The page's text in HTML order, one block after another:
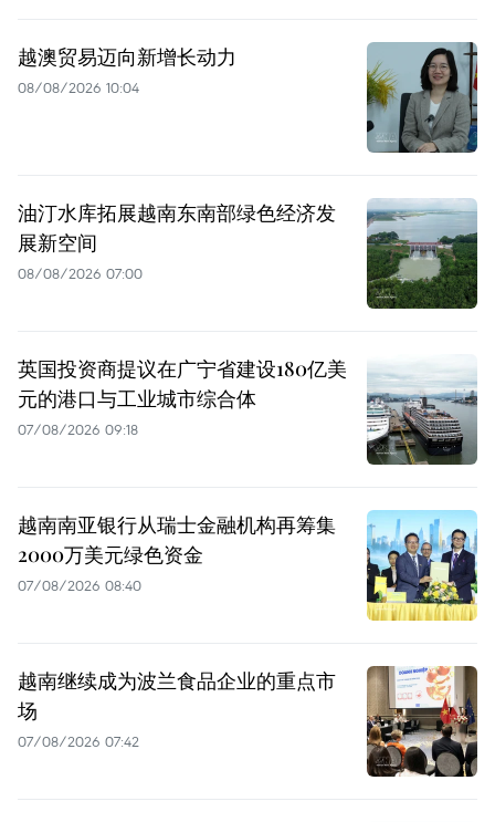
越澳贸易迈向新增长动力
08/08/2026 10:04
油汀水库拓展越南东南部绿色经济发
展新空间
08/08/2026 07:00
英国投资商提议在广宁省建设180亿美
元的港口与工业城市综合体
07/08/2026 09:18
越南南亚银行从瑞士金融机构再筹集
2000万美元绿色资金
07/08/2026 08:40
越南继续成为波兰食品企业的重点市
场
07/08/2026 07:42